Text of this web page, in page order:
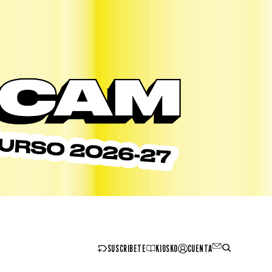
SUSCRIBETE KIOSKO CUENTA